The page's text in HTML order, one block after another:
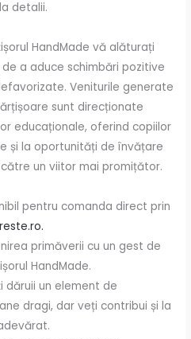
detalii.
HandMade vă alăturați
a aduce schimbări pozitive
Veniturile generate
sunt direcționate
educaționale, oferind copiilor
și la oportunități de învățare
un viitor mai promițător.
pentru comanda direct prin
primăverii cu un gest de
HandMade.
dăruii un element de
dragi, dar veți contribui și la